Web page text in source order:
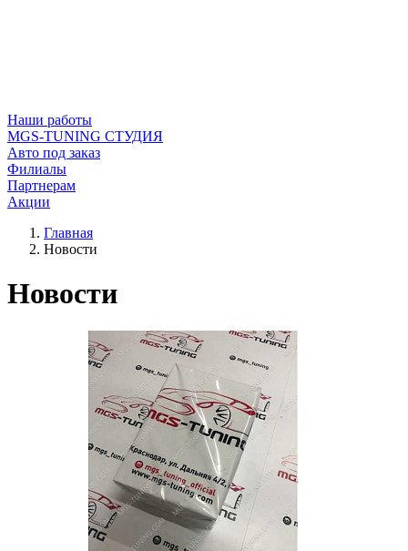
Наши работы
MGS-TUNING СТУДИЯ
Авто под заказ
Филиалы
Партнерам
Акции
Главная
Новости
Новости